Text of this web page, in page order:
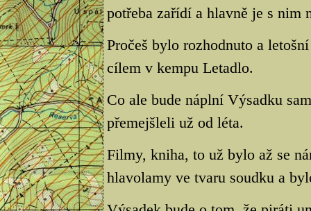
potřeba zařídí a hlavně je s nim
Pročeš bylo rozhodnuto a
cílem v kempu Letadlo.
Co ale bude náplní Výsadku
přemejšleli už od léta.
Filmy, kniha, to už bylo až se
hlavolamy ve tvaru soudku a